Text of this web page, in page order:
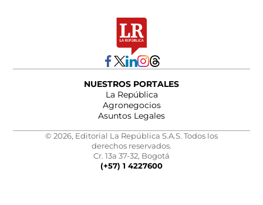
NUESTROS PORTALES
La República
Agronegocios
Asuntos Legales
© 2026, Editorial La República S.A.S. Todos los
derechos reservados.
Cr. 13a 37-32, Bogotá
(+57) 1 4227600